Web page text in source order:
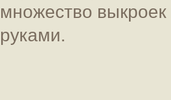
множество
руками.